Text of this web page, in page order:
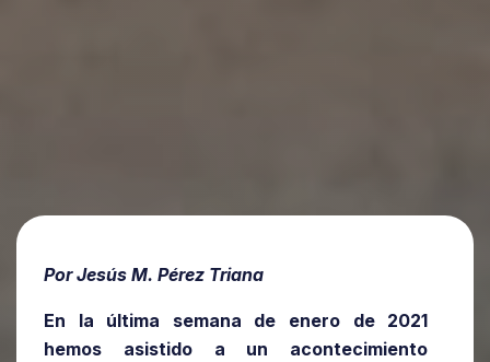
Por Jesús M. Pérez Triana
En la última semana de enero de 2021
hemos asistido a un acontecimiento